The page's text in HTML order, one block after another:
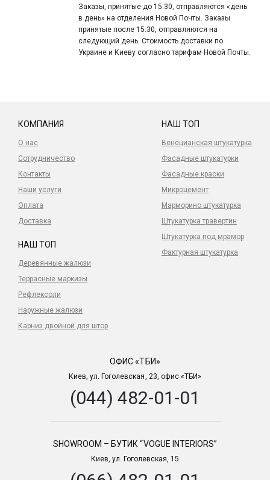
Заказы, принятые до 15:30, отправляются «день
в день» на отделения Новой Почты. Заказы
принятые после 15:30, отправляются на
следующий день. Стоимость доставки по
Украине и Киеву согласно тарифам Новой Почты.
КОМПАНИЯ
О нас
Сотрудничество
Контакты
Наши услуги
Оплата
Доставка
НАШ ТОП
Венецианская штукатурка
Фасадные штукатурки
Фасадные краски
Микроцемент
Марморино штукатурка
Штукатурка травертин
Штукатурка под мрамор
Фактурная штукатурка
НАШ ТОП
Деревянные жалюзи
Террасные маркизы
Рефлексоли
Наружные жалюзи
Карниз двойной для штор
ОФИС «ТБИ»
Киев, ул. Гоголевская, 23, офис «ТБИ»
(044) 482-01-01
SHOWROOM – БУТИК “VOGUE INTERIORS”
Киев, ул. Гоголевская, 15